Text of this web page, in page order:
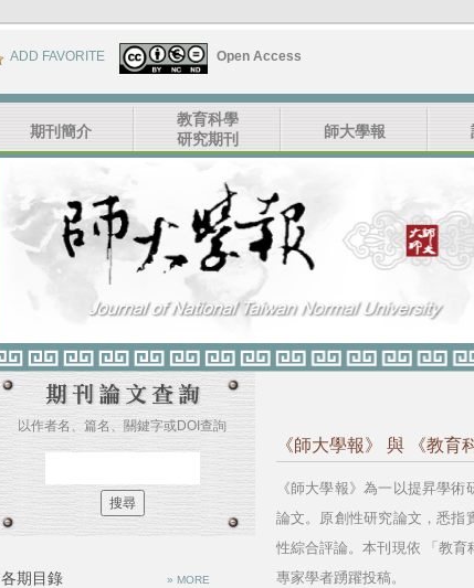
ADD FAVORITE Open Access
期刊簡介
教育科學
研究期刊
師大學報
以作者名、篇名、關鍵字或DOI查詢
各期目錄 » MORE
《師大學報》 與 《教育
《師大學報》為一以提昇學
論文。原創性研究論文，悉指
性綜合評論。本刊現依 「教
專家學者踴躍投稿。